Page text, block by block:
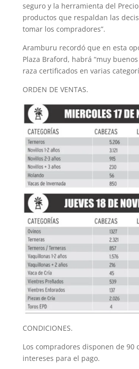
seguro y la herramienta del Precio
productos que respaldan las
tomar los compradores”.
Aramburu recordó que en esta
Plaza Braford, habrá “muy
raza certificados en varias
ORDEN DE VENTAS.
CONDICIONES.
Los compradores disponen de 90
intereses para el pago.